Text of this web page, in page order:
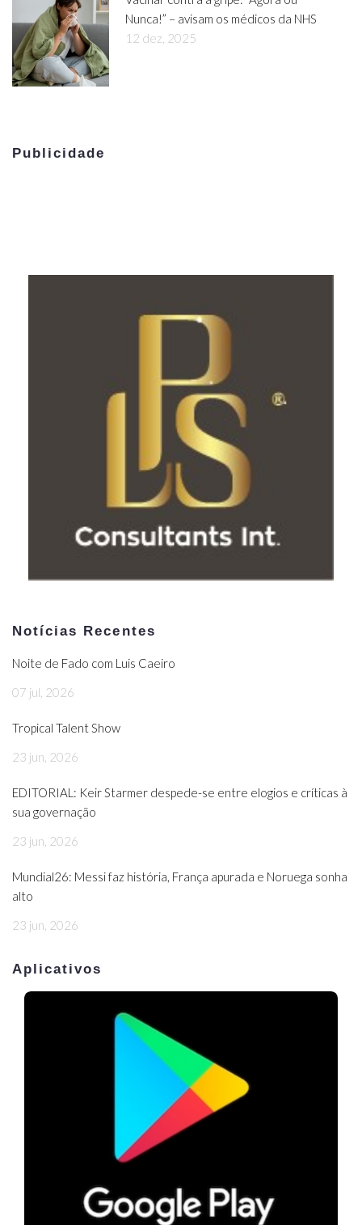
Nunca!” – avisam os médicos da NHS
12 dez, 2025
Publicidade
Notícias Recentes
Noite de Fado com Luis Caeiro
07 jul, 2026
Tropical Talent Show
23 jun, 2026
EDITORIAL: Keir Starmer despede-se entre elogios e críticas à
sua governação
23 jun, 2026
Mundial26: Messi faz história, França apurada e Noruega sonha
alto
23 jun, 2026
Aplicativos